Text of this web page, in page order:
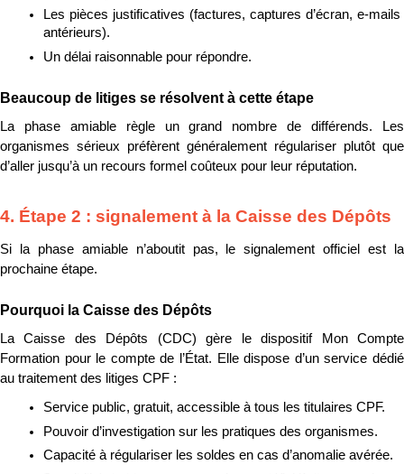
Les pièces justificatives (factures, captures d’écran, e-mails
antérieurs).
Un délai raisonnable pour répondre.
Beaucoup de litiges se résolvent à cette étape
La phase amiable règle un grand nombre de différends. Les
organismes sérieux préfèrent généralement régulariser plutôt que
d’aller jusqu’à un recours formel coûteux pour leur réputation.
4. Étape 2 : signalement à la Caisse des Dépôts
Si la phase amiable n’aboutit pas, le signalement officiel est la
prochaine étape.
Pourquoi la Caisse des Dépôts
La Caisse des Dépôts (CDC) gère le dispositif Mon Compte
Formation pour le compte de l’État. Elle dispose d’un service dédié
au traitement des litiges CPF :
Service public, gratuit, accessible à tous les titulaires CPF.
Pouvoir d’investigation sur les pratiques des organismes.
Capacité à régulariser les soldes en cas d’anomalie avérée.